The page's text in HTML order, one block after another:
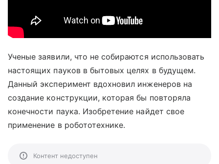
Ученые заявили, что не собираются использовать
настоящих пауков в бытовых целях в будущем.
Данный эксперимент вдохновил инженеров на
создание конструкции, которая бы повторяла
конечности паука. Изобретение найдет свое
применение в робототехнике.
Контент недоступен